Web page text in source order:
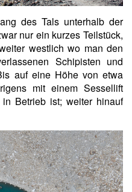
des Tals unterhalb der
nur ein kurzes Teilstück,
westlich wo man den
Schipisten und
auf eine Höhe von etwa
mit einem Sessellift
Betrieb ist; weiter hinauf